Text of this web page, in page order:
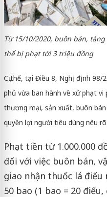
Từ 15/10/2020, buôn bán,
thể bị phạt tới 3 triệu đồng
Cụ thể, tại Điều 8, Nghị định
phủ vừa ban hành về xử phạt
thương mại, sản xuất, buôn
quyền lợi người tiêu dùng nêu rõ:
Phạt tiền từ 1.000.000
đối với việc buôn bán,
giao nhận thuốc lá
50 bao (1 bao = 20